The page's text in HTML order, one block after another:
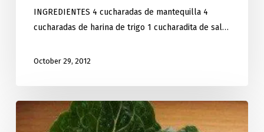
INGREDIENTES 4 cucharadas de mantequilla 4
cucharadas de harina de trigo 1 cucharadita de sal…
October 29, 2012
Cocktail